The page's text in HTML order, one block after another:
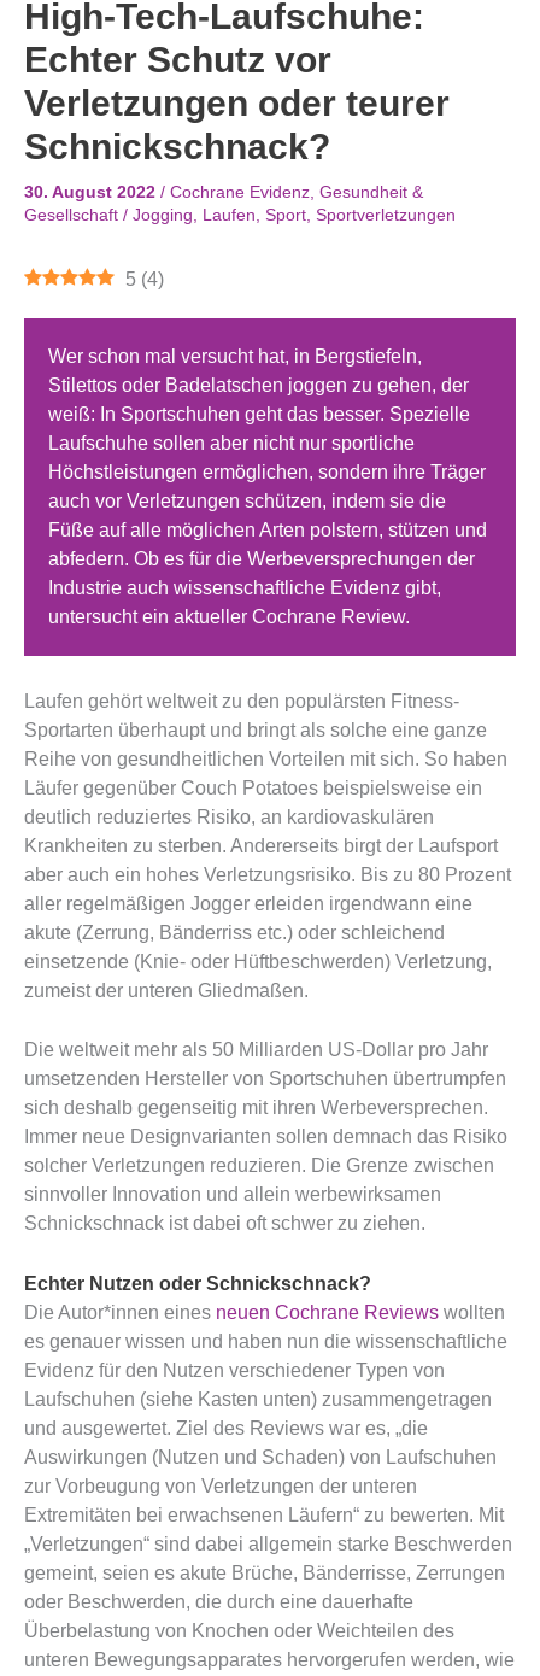
High-Tech-Laufschuhe:
Echter Schutz vor
Verletzungen oder teurer
Schnickschnack?
30. August 2022 / Cochrane Evidenz, Gesundheit &
Gesellschaft / Jogging, Laufen, Sport, Sportverletzungen
5 (4)
Wer schon mal versucht hat, in Bergstiefeln,
Stilettos oder Badelatschen joggen zu gehen, der
weiß: In Sportschuhen geht das besser. Spezielle
Laufschuhe sollen aber nicht nur sportliche
Höchstleistungen ermöglichen, sondern ihre Träger
auch vor Verletzungen schützen, indem sie die
Füße auf alle möglichen Arten polstern, stützen und
abfedern. Ob es für die Werbeversprechungen der
Industrie auch wissenschaftliche Evidenz gibt,
untersucht ein aktueller Cochrane Review.
Laufen gehört weltweit zu den populärsten Fitness-
Sportarten überhaupt und bringt als solche eine ganze
Reihe von gesundheitlichen Vorteilen mit sich. So haben
Läufer gegenüber Couch Potatoes beispielsweise ein
deutlich reduziertes Risiko, an kardiovaskulären
Krankheiten zu sterben. Andererseits birgt der Laufsport
aber auch ein hohes Verletzungsrisiko. Bis zu 80 Prozent
aller regelmäßigen Jogger erleiden irgendwann eine
akute (Zerrung, Bänderriss etc.) oder schleichend
einsetzende (Knie- oder Hüftbeschwerden) Verletzung,
zumeist der unteren Gliedmaßen.
Die weltweit mehr als 50 Milliarden US-Dollar pro Jahr
umsetzenden Hersteller von Sportschuhen übertrumpfen
sich deshalb gegenseitig mit ihren Werbeversprechen.
Immer neue Designvarianten sollen demnach das Risiko
solcher Verletzungen reduzieren. Die Grenze zwischen
sinnvoller Innovation und allein werbewirksamen
Schnickschnack ist dabei oft schwer zu ziehen.
Echter Nutzen oder Schnickschnack?
Die Autor*innen eines neuen Cochrane Reviews wollten
es genauer wissen und haben nun die wissenschaftliche
Evidenz für den Nutzen verschiedener Typen von
Laufschuhen (siehe Kasten unten) zusammengetragen
und ausgewertet. Ziel des Reviews war es, „die
Auswirkungen (Nutzen und Schaden) von Laufschuhen
zur Vorbeugung von Verletzungen der unteren
Extremitäten bei erwachsenen Läufern“ zu bewerten. Mit
„Verletzungen“ sind dabei allgemein starke Beschwerden
gemeint, seien es akute Brüche, Bänderrisse, Zerrungen
oder Beschwerden, die durch eine dauerhafte
Überbelastung von Knochen oder Weichteilen des
unteren Bewegungsapparates hervorgerufen werden, wie